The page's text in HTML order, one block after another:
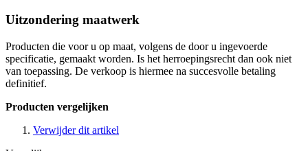
Uitzondering maatwerk
Producten die voor u op maat, volgens de door u ingevoerde
specificatie, gemaakt worden. Is het herroepingsrecht dan ook niet
van toepassing. De verkoop is hiermee na succesvolle betaling
definitief.
Producten vergelijken
Verwijder dit artikel